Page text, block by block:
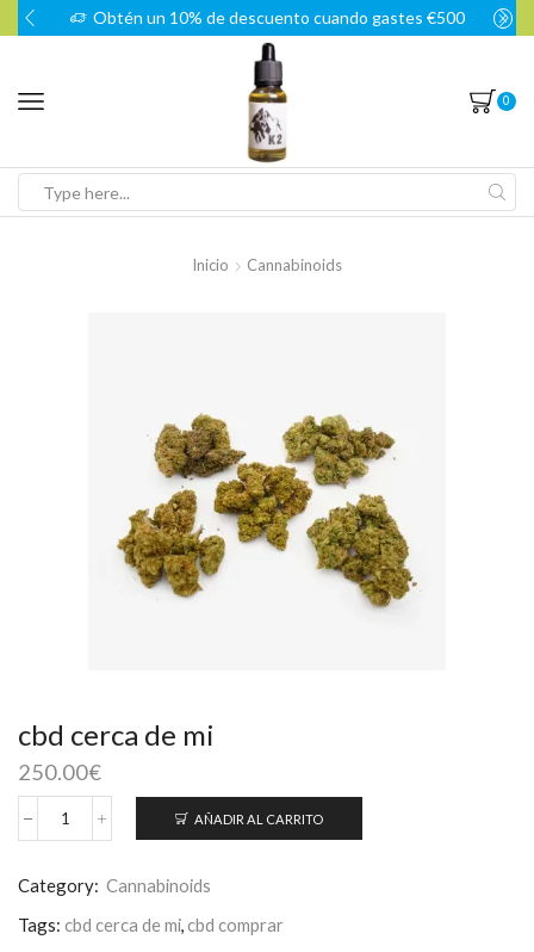
Obtén un 10% de descuento cuando gastes €500
0
Inicio Cannabinoids
cbd cerca de mi​
250.00€
cbd
mi​
cantidad
AÑADIR AL CARRITO
Category: Cannabinoids
Tags: cbd cerca de mi​, cbd comprar​